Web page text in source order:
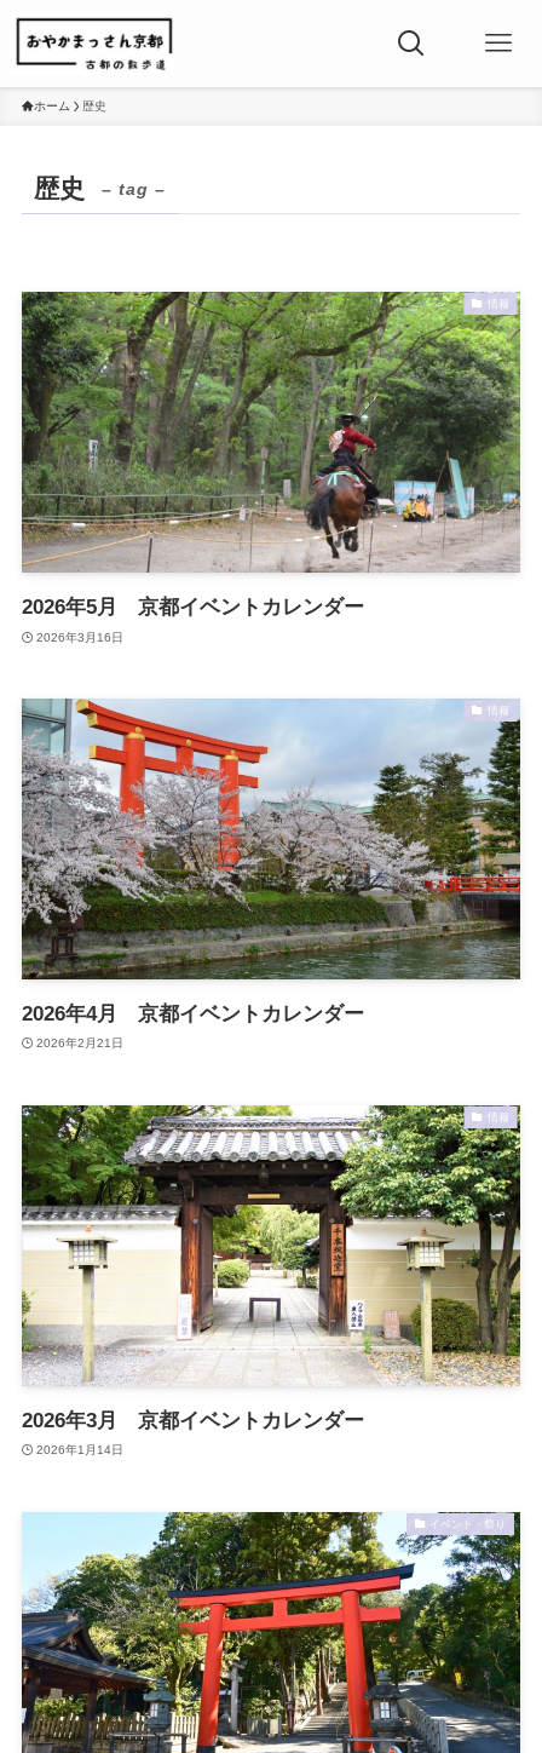
ホーム 歴史
歴史 – tag –
情報
2026年5月 京都イベントカレンダー
2026年3月16日
情報
2026年4月 京都イベントカレンダー
2026年2月21日
情報
2026年3月 京都イベントカレンダー
2026年1月14日
イベント・祭り